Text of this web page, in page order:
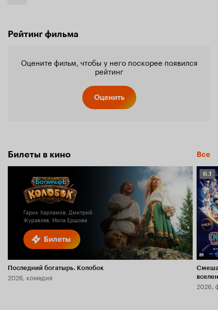
Рейтинг фильма
Оцените фильм, чтобы у него поскорее появился
рейтинг
Оценить
Билеты в кино Все
Билеты
Гарик Харламов, Дмитрий
Журавлев, Мила Ершова
Последний богатырь. Колобок
2026, комедия
6.1
6.1
2026,